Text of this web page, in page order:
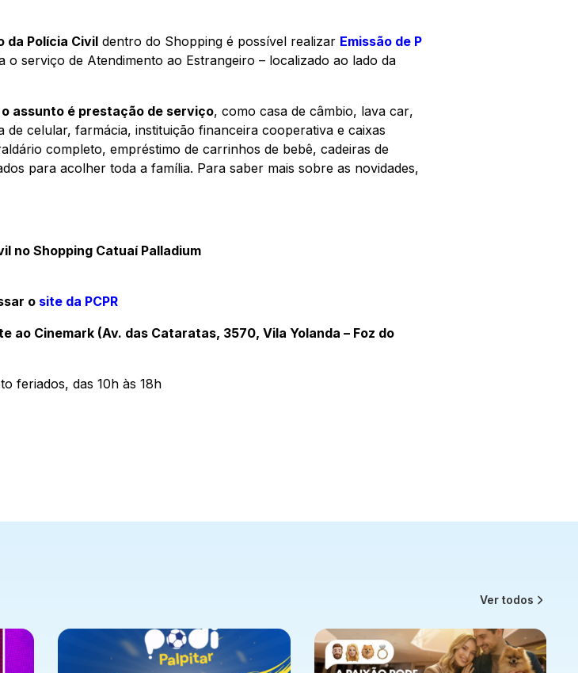
Polícia Civil dentro do Shopping é possível realizar Emissão de P
o serviço de Atendimento ao Estrangeiro – localizado ao lado da
assunto é prestação de serviço, como casa de câmbio, lava car,
de celular, farmácia, instituição financeira cooperativa e caixas
completo, empréstimo de carrinhos de bebê, cadeiras de
para acolher toda a família. Para saber mais sobre as novidades,
no Shopping Catuaí Palladium
o site da PCPR
ao Cinemark (Av. das Cataratas, 3570, Vila Yolanda – Foz do
feriados, das 10h às 18h
Ver todos